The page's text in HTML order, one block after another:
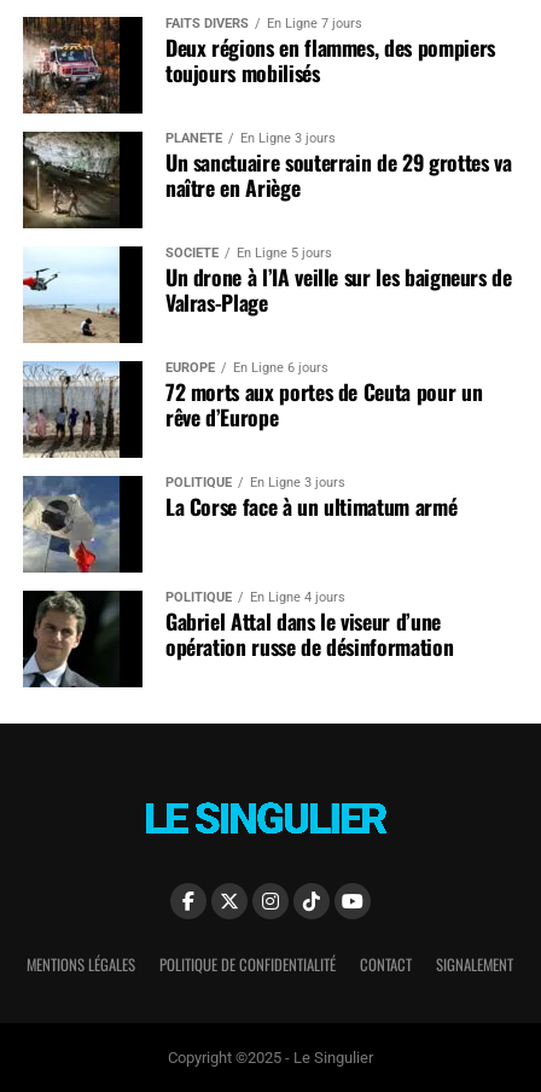
FAITS DIVERS En Ligne 7 jours
Deux régions en flammes, des pompiers
toujours mobilisés
PLANÈTE En Ligne 3 jours
Un sanctuaire souterrain de 29 grottes va
naître en Ariège
SOCIÉTÉ En Ligne 5 jours
Un drone à l’IA veille sur les baigneurs de
Valras-Plage
EUROPE En Ligne 6 jours
72 morts aux portes de Ceuta pour un
rêve d’Europe
POLITIQUE En Ligne 3 jours
La Corse face à un ultimatum armé
POLITIQUE En Ligne 4 jours
Gabriel Attal dans le viseur d’une
opération russe de désinformation
MENTIONS LÉGALES POLITIQUE DE CONFIDENTIALITÉ CONTACT SIGNALEMENT
Copyright ©2025 - Le Singulier